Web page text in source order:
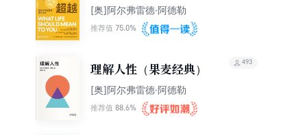
[奥]阿尔弗雷德·阿德勒
推荐值 75.0%
理解人性（果麦经典）
[奥]阿尔弗雷德·阿德勒
推荐值 88.6%
493